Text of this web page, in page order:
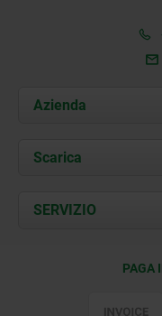
Azienda
Chi siamo
Contatti
Scarica
Documents
SERVIZIO
PAGA